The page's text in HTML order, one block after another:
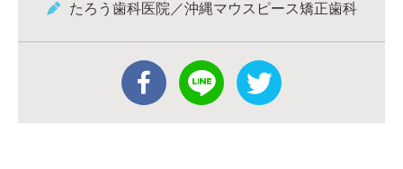
たろう歯科医院／沖縄マウスピース矯正歯科